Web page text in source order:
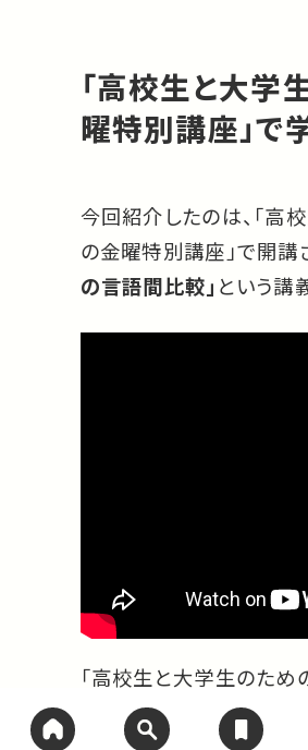
「高校生と大学
曜特別講座」で
今回紹介したのは、「高
の金曜特別講座」で開講
の言語間比較」 という講
「高校生と大学生のため
は、東京大学が高校生